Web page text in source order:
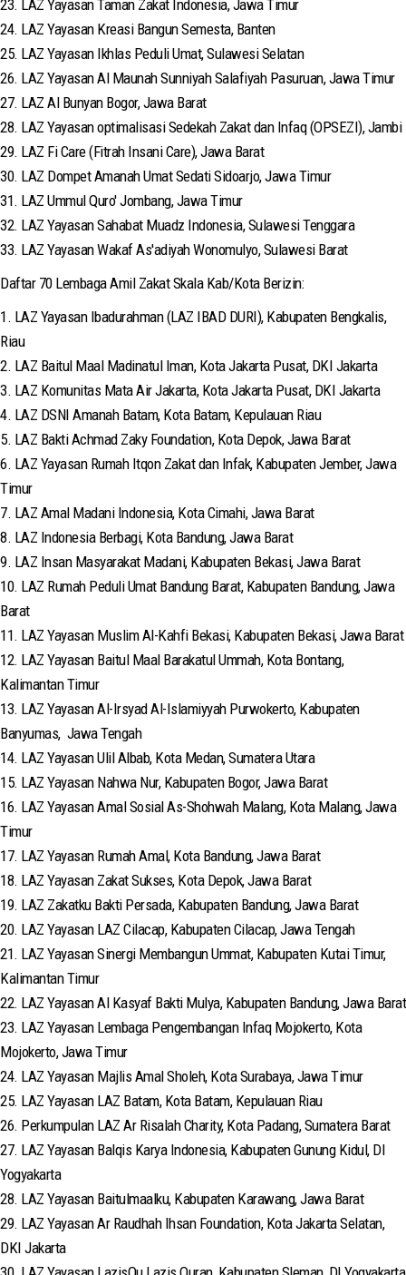
23. LAZ Yayasan Taman Zakat Indonesia, Jawa Timur
24. LAZ Yayasan Kreasi Bangun Semesta, Banten
25. LAZ Yayasan Ikhlas Peduli Umat, Sulawesi Selatan
26. LAZ Yayasan Al Maunah Sunniyah Salafiyah Pasuruan, Jawa Timur
27. LAZ Al Bunyan Bogor, Jawa Barat
28. LAZ Yayasan optimalisasi Sedekah Zakat dan Infaq (OPSEZI), Jambi
29. LAZ Fi Care (Fitrah Insani Care), Jawa Barat
30. LAZ Dompet Amanah Umat Sedati Sidoarjo, Jawa Timur
31. LAZ Ummul Quro' Jombang, Jawa Timur
32. LAZ Yayasan Sahabat Muadz Indonesia, Sulawesi Tenggara
33. LAZ Yayasan Wakaf As'adiyah Wonomulyo, Sulawesi Barat
Daftar 70 Lembaga Amil Zakat Skala Kab/Kota Berizin:
1. LAZ Yayasan Ibadurahman (LAZ IBAD DURI), Kabupaten Bengkalis,
Riau
2. LAZ Baitul Maal Madinatul Iman, Kota Jakarta Pusat, DKI Jakarta
3. LAZ Komunitas Mata Air Jakarta, Kota Jakarta Pusat, DKI Jakarta
4. LAZ DSNI Amanah Batam, Kota Batam, Kepulauan Riau
5. LAZ Bakti Achmad Zaky Foundation, Kota Depok, Jawa Barat
6. LAZ Yayasan Rumah Itqon Zakat dan Infak, Kabupaten Jember, Jawa
Timur
7. LAZ Amal Madani Indonesia, Kota Cimahi, Jawa Barat
8. LAZ Indonesia Berbagi, Kota Bandung, Jawa Barat
9. LAZ Insan Masyarakat Madani, Kabupaten Bekasi, Jawa Barat
10. LAZ Rumah Peduli Umat Bandung Barat, Kabupaten Bandung, Jawa
Barat
11. LAZ Yayasan Muslim Al-Kahfi Bekasi, Kabupaten Bekasi, Jawa Barat
12. LAZ Yayasan Baitul Maal Barakatul Ummah, Kota Bontang,
Kalimantan Timur
13. LAZ Yayasan Al-Irsyad Al-Islamiyyah Purwokerto, Kabupaten
Banyumas, Jawa Tengah
14. LAZ Yayasan Ulil Albab, Kota Medan, Sumatera Utara
15. LAZ Yayasan Nahwa Nur, Kabupaten Bogor, Jawa Barat
16. LAZ Yayasan Amal Sosial As-Shohwah Malang, Kota Malang, Jawa
Timur
17. LAZ Yayasan Rumah Amal, Kota Bandung, Jawa Barat
18. LAZ Yayasan Zakat Sukses, Kota Depok, Jawa Barat
19. LAZ Zakatku Bakti Persada, Kabupaten Bandung, Jawa Barat
20. LAZ Yayasan LAZ Cilacap, Kabupaten Cilacap, Jawa Tengah
21. LAZ Yayasan Sinergi Membangun Ummat, Kabupaten Kutai Timur,
Kalimantan Timur
22. LAZ Yayasan Al Kasyaf Bakti Mulya, Kabupaten Bandung, Jawa Barat
23. LAZ Yayasan Lembaga Pengembangan Infaq Mojokerto, Kota
Mojokerto, Jawa Timur
24. LAZ Yayasan Majlis Amal Sholeh, Kota Surabaya, Jawa Timur
25. LAZ Yayasan LAZ Batam, Kota Batam, Kepulauan Riau
26. Perkumpulan LAZ Ar Risalah Charity, Kota Padang, Sumatera Barat
27. LAZ Yayasan Balqis Karya Indonesia, Kabupaten Gunung Kidul, DI
Yogyakarta
28. LAZ Yayasan Baitulmaalku, Kabupaten Karawang, Jawa Barat
29. LAZ Yayasan Ar Raudhah Ihsan Foundation, Kota Jakarta Selatan,
DKI Jakarta